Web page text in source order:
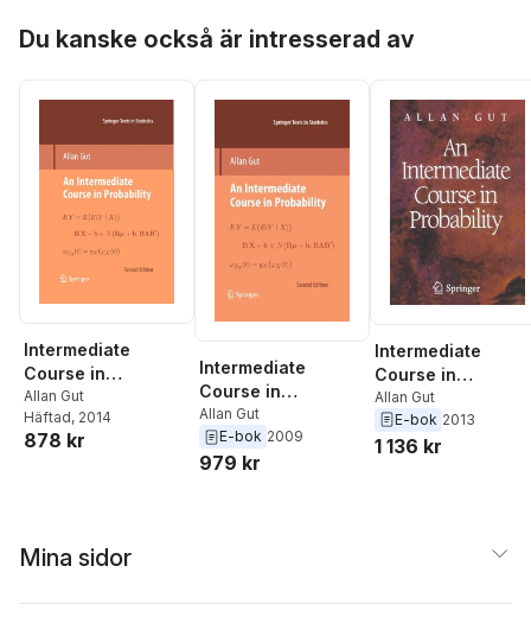
Du kanske också är intresserad av
Intermediate
Course in
Probability
Allan Gut
Häftad, 2014
878 kr
Intermediate
Course in
Probability
Allan Gut
E-bok 2009
979 kr
Intermediate
Course in
Probability
Allan Gut
E-bok 2013
1 136 kr
Mina sidor